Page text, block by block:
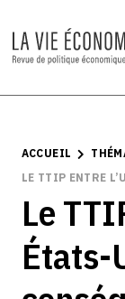
ACCUEIL
LE TTIP ENTRE
Le
États-